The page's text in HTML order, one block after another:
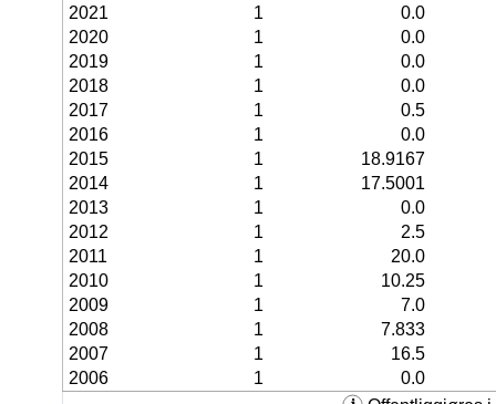
2021
1
0.0
2020
1
0.0
2019
1
0.0
2018
1
0.0
2017
1
0.5
2016
1
0.0
2015
1
18.9167
2014
1
17.5001
2013
1
0.0
2012
1
2.5
2011
1
20.0
2010
1
10.25
2009
1
7.0
2008
1
7.833
2007
1
16.5
2006
1
0.0